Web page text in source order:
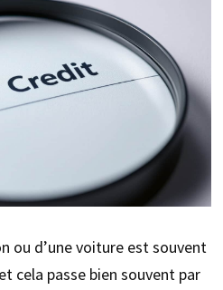
ou d’une voiture est souvent
cela passe bien souvent par